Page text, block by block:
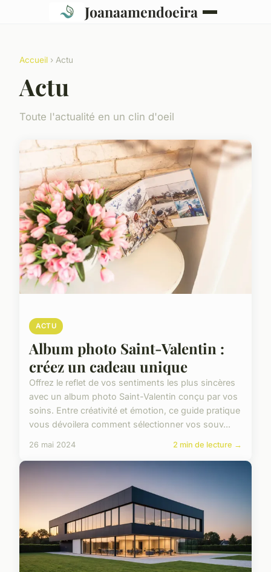
Joanaamendoeira
Accueil › Actu
Actu
Toute l'actualité en un clin d'oeil
ACTU
Album photo Saint-Valentin :
créez un cadeau unique
Offrez le reflet de vos sentiments les plus sincères
avec un album photo Saint-Valentin conçu par vos
soins. Entre créativité et émotion, ce guide pratique
vous dévoilera comment sélectionner vos souv...
26 mai 2024 2 min de lecture →